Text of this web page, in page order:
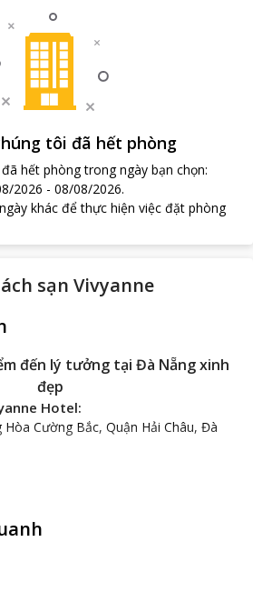
tôi đã hết phòng
hết phòng trong ngày bạn chọn:
2026 - 08/08/2026.
khác để thực hiện việc đặt phòng
sạn Vivyanne
đến lý tưởng tại Đà Nẵng xinh
đẹp
Hotel:
Cường Bắc, Quận Hải Châu, Đà
phút đi bộ từ khu vực Tuyền Sơn,
tham quan thành phố Đà Nẵng của
Sơn nổi tiếng chừng 5 phút lái xe,
Cổ Hội An, Thánh địa Mỹ Sơn cách